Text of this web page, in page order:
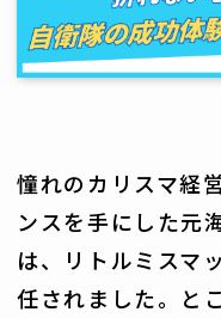
憧れのカリスマ経
ンスを手にした元
は、リトルミスマ
任されました。と